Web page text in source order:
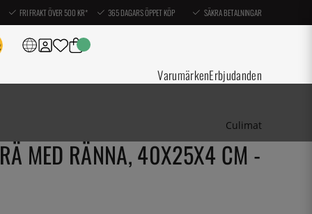
FRI FRAKT ÖVER 500 KR* 365 DAGARS ÖPPET KÖP SÄKRA BETALNINGAR
VarumärkenErbjudanden
Culimat
MED RÄNNA, 40X25X4 CM -